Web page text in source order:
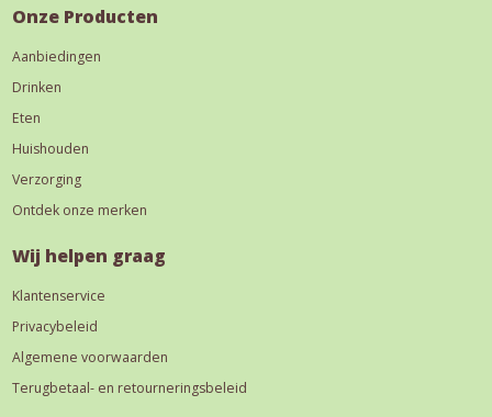
Onze Producten
Aanbiedingen
Drinken
Eten
Huishouden
Verzorging
Ontdek onze merken
Wij helpen graag
Klantenservice
Privacybeleid
Algemene voorwaarden
Terugbetaal- en retourneringsbeleid